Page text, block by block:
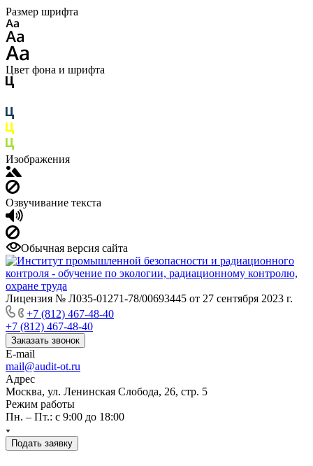
Размер шрифта
Цвет фона и шрифта
Изображения
Озвучивание текста
Обычная версия сайта
Лицензия № Л035-01271-78/00693445 от 27 сентября 2023 г.
+7 (812) 467-48-40
+7 (812) 467-48-40
Заказать звонок
E-mail
mail@audit-ot.ru
Адрес
Москва, ул. Ленинская Слобода, 26, стр. 5
Режим работы
Пн. – Пт.: с 9:00 до 18:00
Подать заявку